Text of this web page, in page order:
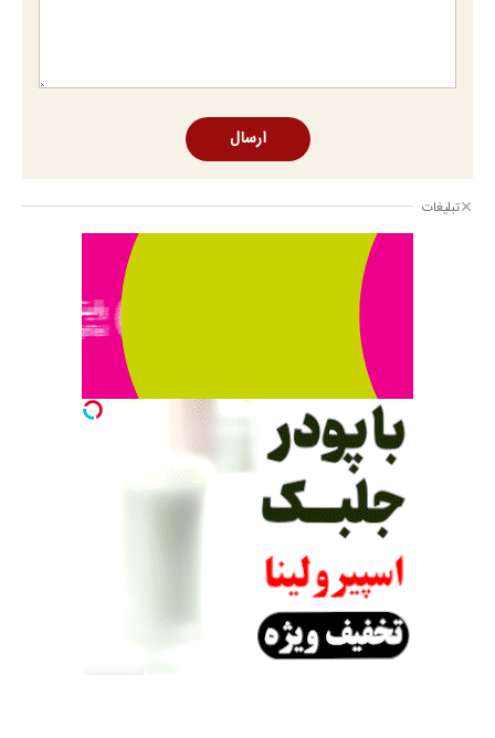
ارسال
تبلیغات